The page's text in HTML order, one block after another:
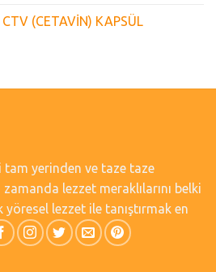
(CETAVİN) KAPSÜL
tam yerinden ve taze taze
lezzet meraklılarını belki
yöresel lezzet ile tanıştırmak en